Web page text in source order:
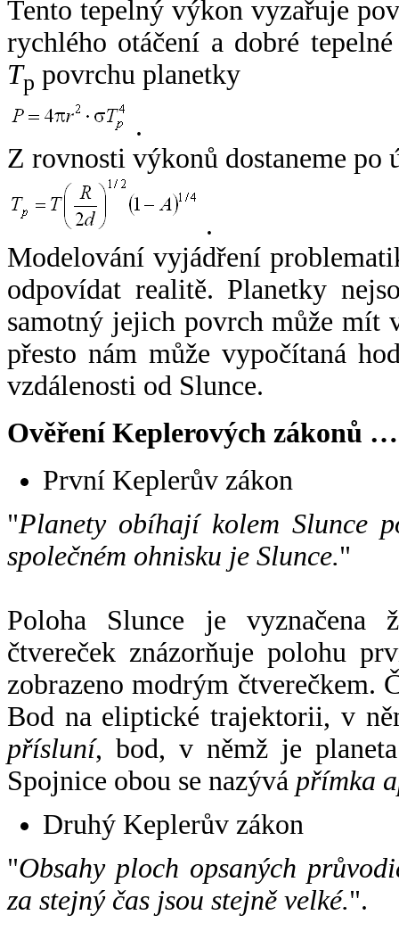
Tento tepelný výkon vyzařuje
rychlého otáčení a dobré
Tp povrchu planetky
.
Z rovnosti výkonů dostaneme po
.
Modelování vyjádření
odpovídat realitě. Planetky
samotný jejich povrch může mít
přesto nám může vypočítaná
vzdálenosti od Slunce.
Ověření Keplerových zákonů …
První Keplerův zákon
"Planety obíhají kolem Slunce
společném ohnisku je Slunce."
Poloha Slunce je vyznačena
čtvereček znázorňuje polohu
zobrazeno modrým čtverečkem.
Bod na eliptické trajektorii, v
přísluní, bod, v němž je
Spojnice obou se nazývá přímka
Druhý Keplerův zákon
"Obsahy ploch opsaných
za stejný čas jsou stejně velké.".